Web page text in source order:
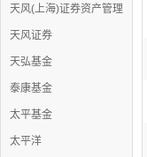
天风(上海)证券资产管理
天风证券
天弘基金
泰康基金
太平基金
太平洋